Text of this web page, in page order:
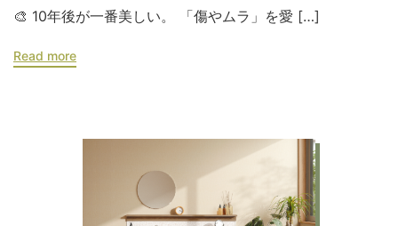
🎨 10年後が一番美しい。 「傷やムラ」を愛 […]
Read more